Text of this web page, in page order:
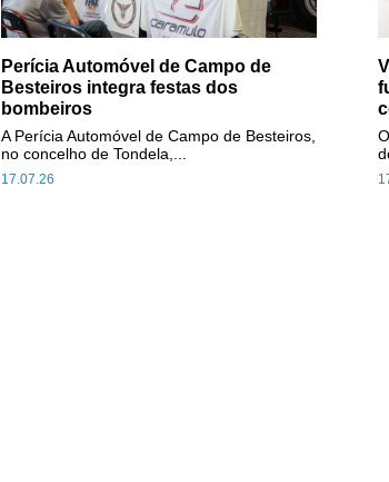
Perícia Automóvel de Campo de
Besteiros integra festas dos
bombeiros
17.07.26
A Perícia Automóvel de Campo de Besteiros,
no concelho de Tondela,...